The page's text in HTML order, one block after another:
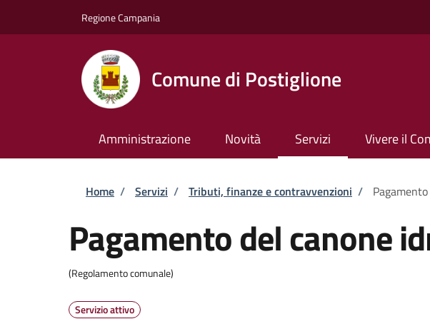
Regione Campania
Comune di Postiglione
Amministrazione Novità Servizi Vivere il
Briciole di pane
Home / Servizi / Tributi, finanze e contravvenzioni /
Pagamento del canone
(Regolamento comunale)
Servizio attivo